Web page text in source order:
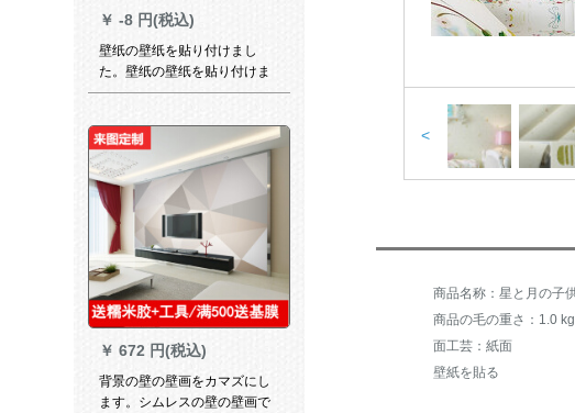
￥ -8 円(税込)
壁纸の壁纸を贴り付けまし
た。壁纸の壁纸を贴り付けま
した。防水性のたんすのテ-ブ
い空と白い云の壁纸は45セン
チ幅*10メ-トルです。
￥ 672 円(税込)
背景の壁の壁画をカマズにし
ます。シムレスの壁の壁画で
<
商品の毛の重さ：1.0 kg
面工芸：紙面
壁紙を貼る